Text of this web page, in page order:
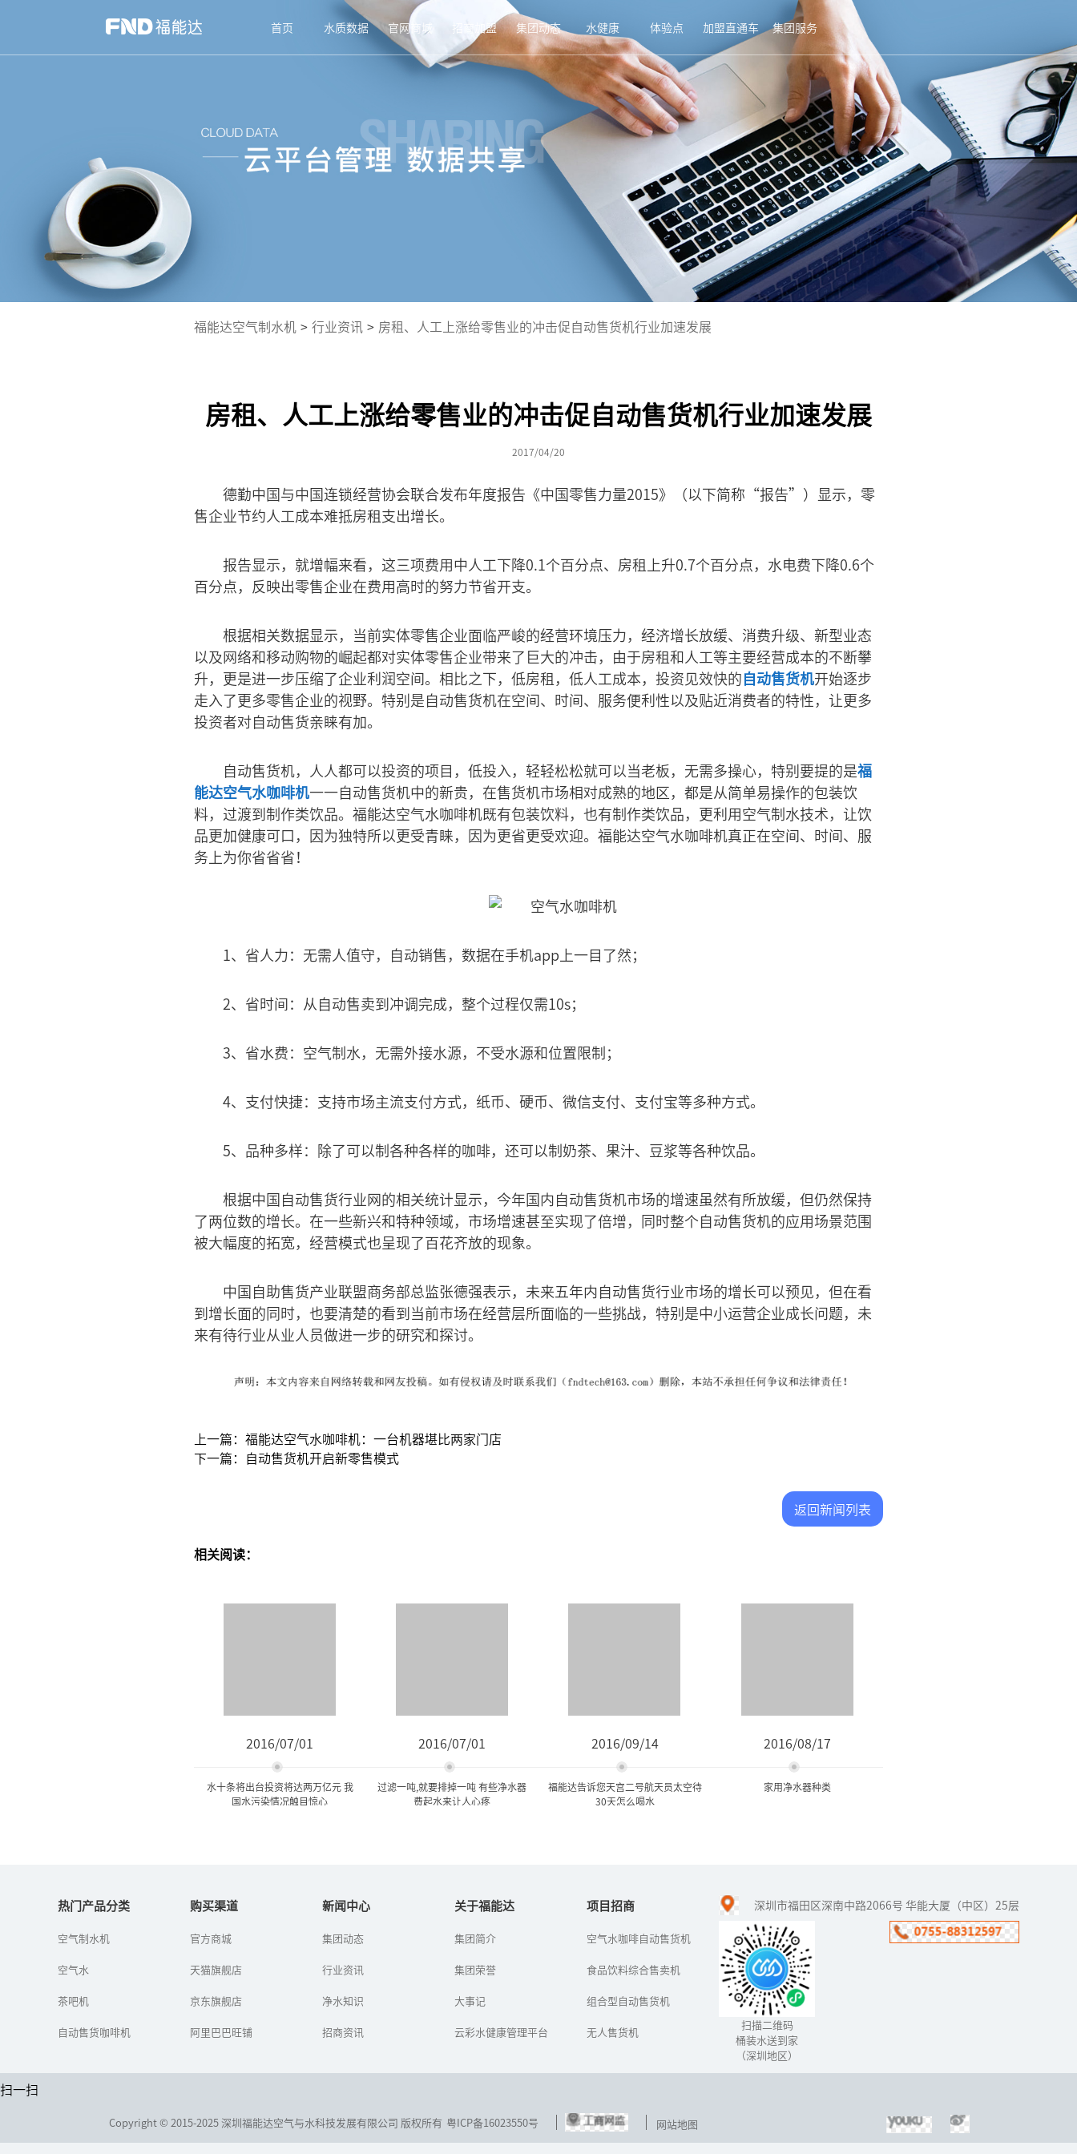
首页 水质数据 官网商城 招商加盟 集团动态 水健康 体验点 加盟直通车 集团服务
福能达空气制水机 > 行业资讯 > 房租、人工上涨给零售业的冲击促自动售货机行业加速发展
房租、人工上涨给零售业的冲击促自动售货机行业加速发展
2017/04/20
德勤中国与中国连锁经营协会联合发布年度报告《中国零售力量2015》（以下简称“报告”）显示，零
售企业节约人工成本难抵房租支出增长。
报告显示，就增幅来看，这三项费用中人工下降0.1个百分点、房租上升0.7个百分点，水电费下降0.6个
百分点，反映出零售企业在费用高时的努力节省开支。
根据相关数据显示，当前实体零售企业面临严峻的经营环境压力，经济增长放缓、消费升级、新型业态
以及网络和移动购物的崛起都对实体零售企业带来了巨大的冲击，由于房租和人工等主要经营成本的不断攀
升，更是进一步压缩了企业利润空间。相比之下，低房租，低人工成本，投资见效快的自动售货机开始逐步
走入了更多零售企业的视野。特别是自动售货机在空间、时间、服务便利性以及贴近消费者的特性，让更多
投资者对自动售货亲睐有加。
自动售货机，人人都可以投资的项目，低投入，轻轻松松就可以当老板，无需多操心，特别要提的是福
能达空气水咖啡机一一自动售货机中的新贵，在售货机市场相对成熟的地区，都是从简单易操作的包装饮
料，过渡到制作类饮品。福能达空气水咖啡机既有包装饮料，也有制作类饮品，更利用空气制水技术，让饮
品更加健康可口，因为独特所以更受青睐，因为更省更受欢迎。福能达空气水咖啡机真正在空间、时间、服
务上为你省省省！
1、省人力：无需人值守，自动销售，数据在手机app上一目了然；
2、省时间：从自动售卖到冲调完成，整个过程仅需10s；
3、省水费：空气制水，无需外接水源，不受水源和位置限制；
4、支付快捷：支持市场主流支付方式，纸币、硬币、微信支付、支付宝等多种方式。
5、品种多样：除了可以制各种各样的咖啡，还可以制奶茶、果汁、豆浆等各种饮品。
根据中国自动售货行业网的相关统计显示，今年国内自动售货机市场的增速虽然有所放缓，但仍然保持
了两位数的增长。在一些新兴和特种领域，市场增速甚至实现了倍增，同时整个自动售货机的应用场景范围
被大幅度的拓宽，经营模式也呈现了百花齐放的现象。
中国自助售货产业联盟商务部总监张德强表示，未来五年内自动售货行业市场的增长可以预见，但在看
到增长面的同时，也要清楚的看到当前市场在经营层所面临的一些挑战，特别是中小运营企业成长问题，未
来有待行业从业人员做进一步的研究和探讨。
上一篇：福能达空气水咖啡机：一台机器堪比两家门店
下一篇：自动售货机开启新零售模式
返回新闻列表
相关阅读：
2016/07/01
水十条将出台投资将达两万亿元 我
国水污染情况触目惊心
水十条”的《水污染防治
得国务院常委会通过，有
2016/07/01
过滤一吨,就要排掉一吨 有些净水器
费起水来让人心疼
如今，市民越来越注意饮
人越来越多。就算家里不
区里的净水器上打水。那
2016/09/14
福能达告诉您天宫二号航天员太空待
30天怎么喝水
2016年又将是中国航天事
长征七号/五号火箭首发、
射、神舟十一号飞船上发
2016/08/17
家用净水器种类
净水机又叫做净水器，现
在许多家庭都用上了净水
机，生活饮用水和其他洗
浴用水都可以用到净水机
过滤后的水。净水机的种
类有很多，...
热门产品分类
空气制水机
空气水
茶吧机
自动售货咖啡机
购买渠道
官方商城
天猫旗舰店
京东旗舰店
阿里巴巴旺铺
新闻中心
集团动态
行业资讯
净水知识
招商资讯
关于福能达
集团简介
集团荣誉
大事记
云彩水健康管理平台
项目招商
空气水咖啡自动售货机
食品饮料综合售卖机
组合型自动售货机
无人售货机
深圳市福田区深南中路2066号 华能大厦（中区）25层
扫描二维码
桶装水送到家
（深圳地区）
扫一扫
Copyright © 2015-2025 深圳福能达空气与水科技发展有限公司 版权所有 粤ICP备16023550号 网站地图